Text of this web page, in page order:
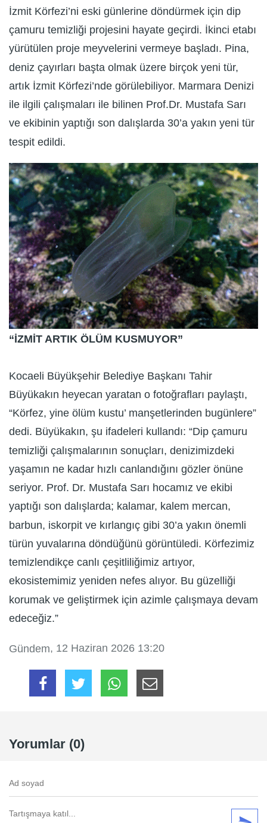
İzmit Körfezi’ni eski günlerine döndürmek için dip
çamuru temizliği projesini hayate geçirdi. İkinci etabı
yürütülen proje meyvelerini vermeye başladı. Pina,
deniz çayırları başta olmak üzere birçok yeni tür,
artık İzmit Körfezi’nde görülebiliyor. Marmara Denizi
ile ilgili çalışmaları ile bilinen Prof.Dr. Mustafa Sarı
ve ekibinin yaptığı son dalışlarda 30’a yakın yeni tür
tespit edildi.
“İZMİT ARTIK ÖLÜM KUSMUYOR”
Kocaeli Büyükşehir Belediye Başkanı Tahir
Büyükakın heyecan yaratan o fotoğrafları paylaştı,
“Körfez, yine ölüm kustu’ manşetlerinden bugünlere”
dedi. Büyükakın, şu ifadeleri kullandı: “Dip çamuru
temizliği çalışmalarının sonuçları, denizimizdeki
yaşamın ne kadar hızlı canlandığını gözler önüne
seriyor. Prof. Dr. Mustafa Sarı hocamız ve ekibi
yaptığı son dalışlarda; kalamar, kalem mercan,
barbun, iskorpit ve kırlangıç gibi 30’a yakın önemli
türün yuvalarına döndüğünü görüntüledi. Körfezimiz
temizlendikçe canlı çeşitliliğimiz artıyor,
ekosistemimiz yeniden nefes alıyor. Bu güzelliği
korumak ve geliştirmek için azimle çalışmaya devam
edeceğiz.”
Gündem, 12 Haziran 2026 13:20
Yorumlar (0)